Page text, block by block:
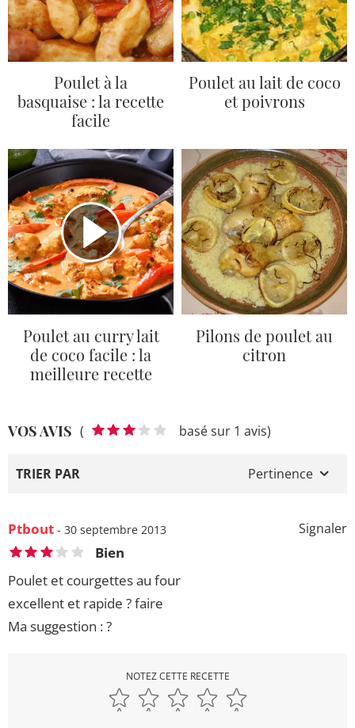
Poulet à la
basquaise : la recette
facile
Poulet au lait de coco
et poivrons
Poulet au curry lait
de coco facile : la
meilleure recette
Pilons de poulet au
citron
VOS AVIS ( basé sur 1 avis)
TRIER PAR Pertinence
Signaler
Ptbout - 30 septembre 2013
Bien
Poulet et courgettes au four
excellent et rapide ? faire
Ma suggestion : ?
NOTEZ CETTE RECETTE